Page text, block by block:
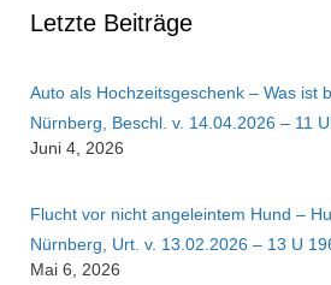
Letzte Beiträge
Auto als Hochzeitsgeschenk – Was ist
Nürnberg, Beschl. v. 14.04.2026 – 11
Juni 4, 2026
Flucht vor nicht angeleintem Hund –
Nürnberg, Urt. v. 13.02.2026 – 13 U
Mai 6, 2026